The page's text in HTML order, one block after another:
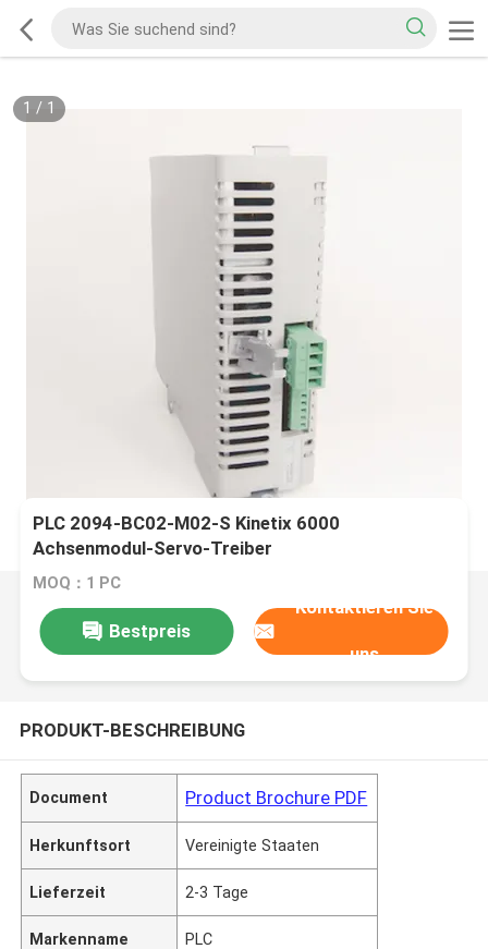
1 / 1
PLC 2094-BC02-M02-S Kinetix 6000
Achsenmodul-Servo-Treiber
MOQ：1 PC
Bestpreis
Kontaktieren Sie
uns
PRODUKT-BESCHREIBUNG
Document Product Brochure PDF
Herkunftsort Vereinigte Staaten
Lieferzeit 2-3 Tage
Markenname PLC